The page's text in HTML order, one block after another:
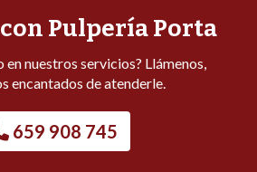
Pulpería Porta
en nuestros servicios? Llámenos,
encantados de atenderle.
659 908 745